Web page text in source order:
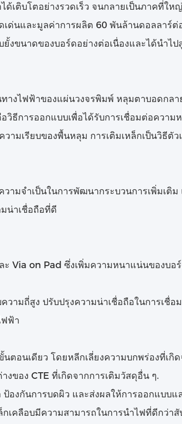
เติบโตอย่างรวดเร็ว จนกลายเป็นภาคที่ใ
ด่นและมูลค่าการผลิต 60 พันล้านดอลลาร์ต่
งขนาดของบอร์ดอย่างต่อเนื่องและได้นําไ
างไฟฟ้าของแผ่นวงจรพิมพ์ หลุมตาบอดกลา
ธีการออกแบบเพื่อได้รับการเชื่อมต่อความ
ามเรียบของพื้นหลุม การเติมเหล็กเป็นวิธีตั
ามจําเป็นในการพัฒนากระบวนการเพิ่มเติม
น่าเชื่อถือที่ดี
Via on Pad ซึ่งเพิ่มความหนาแน่นของบอ
ามถี่สูง ปรับปรุงความน่าเชื่อถือในการเชื่อ
ฟฟ้า
ตอนเดียว โดยหลีกเลี่ยงความบกพร่องที่เกิ
ของ CTE ที่เกิดจากการเติมวัสดุอื่น ๆ.
องกันการบดผิว และส่งผลให้การออกแบบแ
เคลือบมีความสามารถในการนําไฟที่ดีกว่าสั